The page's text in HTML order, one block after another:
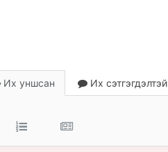
Их уншсан Их сэтгэгдэлтэй